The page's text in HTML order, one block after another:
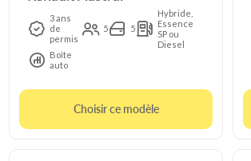
3 ans
de
permis
5 5
Hybride,
Essence
SP ou
Diesel
Boîte
auto
Choisir ce modèle